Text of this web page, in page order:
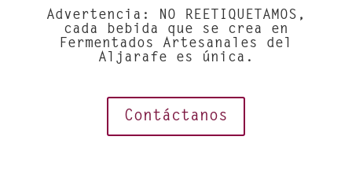
Advertencia: NO REETIQUETAMOS,
cada bebida que se crea en
Fermentados Artesanales del
Aljarafe es única.
Contáctanos